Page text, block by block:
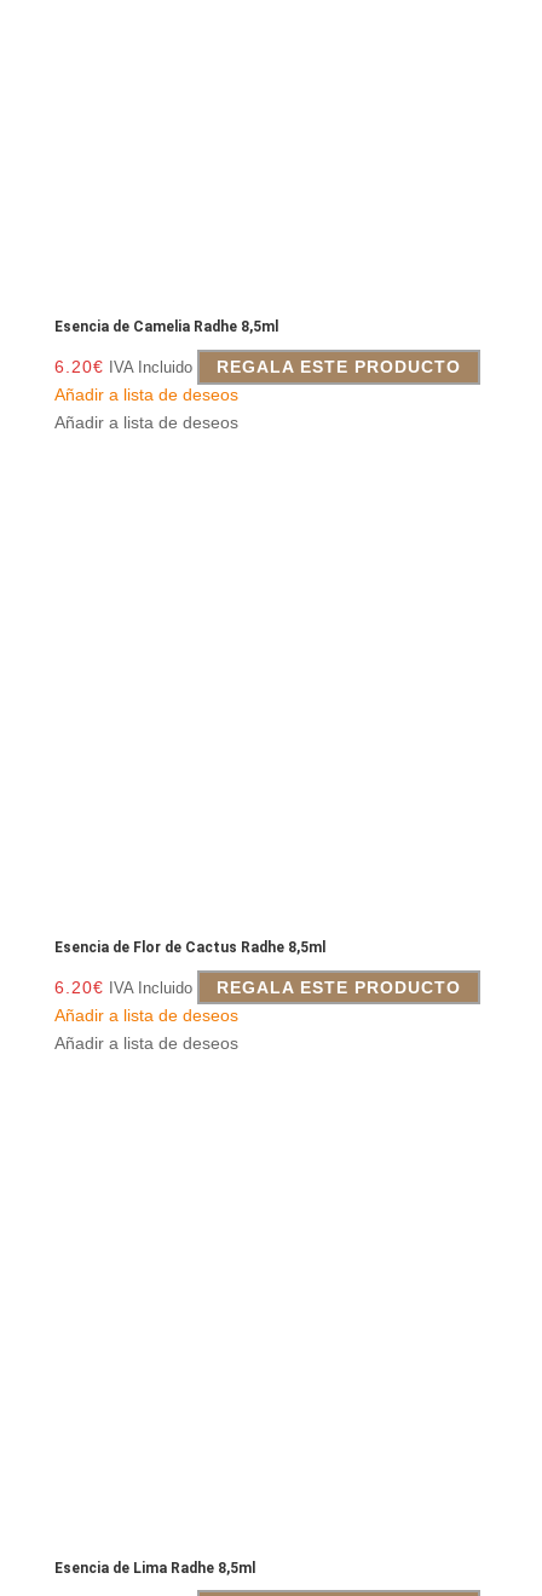
Esencia de Camelia Radhe 8,5ml
6.20€ IVA Incluido
REGALA ESTE PRODUCTO
Añadir a lista de deseos
Añadir a lista de deseos
Esencia de Flor de Cactus Radhe 8,5ml
6.20€ IVA Incluido
REGALA ESTE PRODUCTO
Añadir a lista de deseos
Añadir a lista de deseos
Esencia de Lima Radhe 8,5ml